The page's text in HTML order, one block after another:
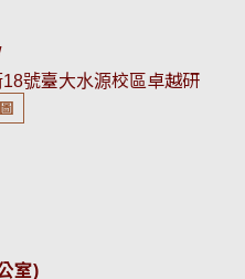
號臺大水源校區卓越研
公室)